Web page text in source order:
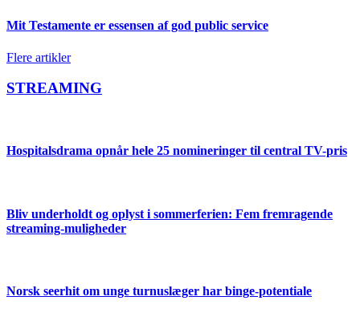
Mit Testamente er essensen af god public service
Flere artikler
STREAMING
Hospitalsdrama opnår hele 25 nomineringer til central TV-pris
Bliv underholdt og oplyst i sommerferien: Fem fremragende
streaming-muligheder
Norsk seerhit om unge turnuslæger har binge-potentiale